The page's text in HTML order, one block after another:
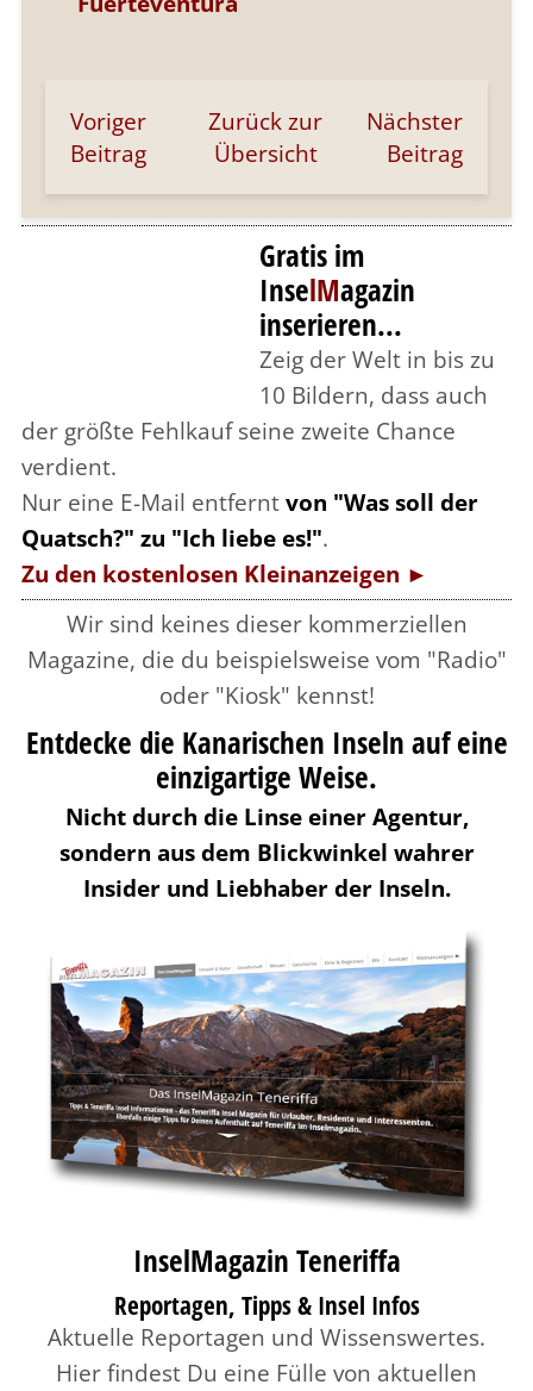
Voriger
Beitrag
Zurück zur
Übersicht
Nächster
Beitrag
Gratis im
InselMagazin
inserieren...
Zeig der Welt in bis zu
10 Bildern, dass auch
der größte Fehlkauf seine zweite Chance
verdient.
Nur eine E-Mail entferntvon "Was soll der
Quatsch?" zu "Ich liebe es!".
Zu den kostenlosen Kleinanzeigen ►
Wir sind keines dieser kommerziellen
Magazine, die du beispielsweise vom "Radio"
oder "Kiosk" kennst!
Entdecke die Kanarischen Inseln auf eine
einzigartige Weise.
Nicht durch die Linse einer Agentur,
sondern aus dem Blickwinkel wahrer
Insider und Liebhaber der Inseln.
InselMagazin Teneriffa
Reportagen, Tipps & Insel Infos
Aktuelle Reportagen und Wissenswertes.
Hier findest Du eine Fülle von aktuellen